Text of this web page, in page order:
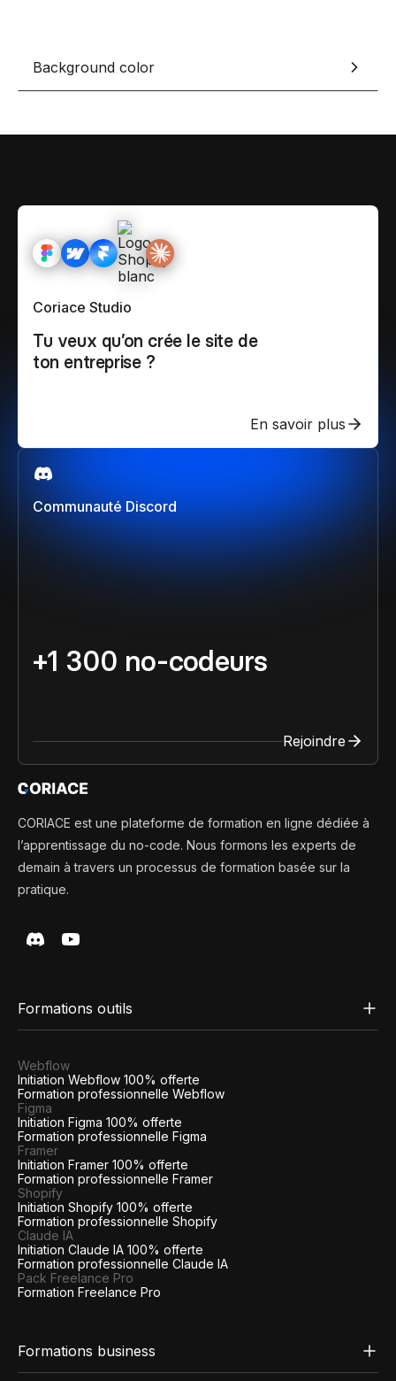
Background color
Communauté Discord
+1 300 no-codeurs
Rejoindre
Coriace Studio
Tu veux qu’on crée le site de
ton entreprise ?
En savoir plus
CORIACE est une plateforme de formation en ligne dédiée à
l’apprentissage du no-code. Nous formons les experts de
demain à travers un processus de formation basée sur la
pratique.
Formations outils
Webflow
Initiation Webflow 100% offerte
Formation professionnelle Webflow
Figma
Initiation Figma 100% offerte
Formation professionnelle Figma
Framer
Initiation Framer 100% offerte
Formation professionnelle Framer
Shopify
Initiation Shopify 100% offerte
Formation professionnelle Shopify
Claude IA
Initiation Claude IA 100% offerte
Formation professionnelle Claude IA
Pack Freelance Pro
Formation Freelance Pro
Formations business